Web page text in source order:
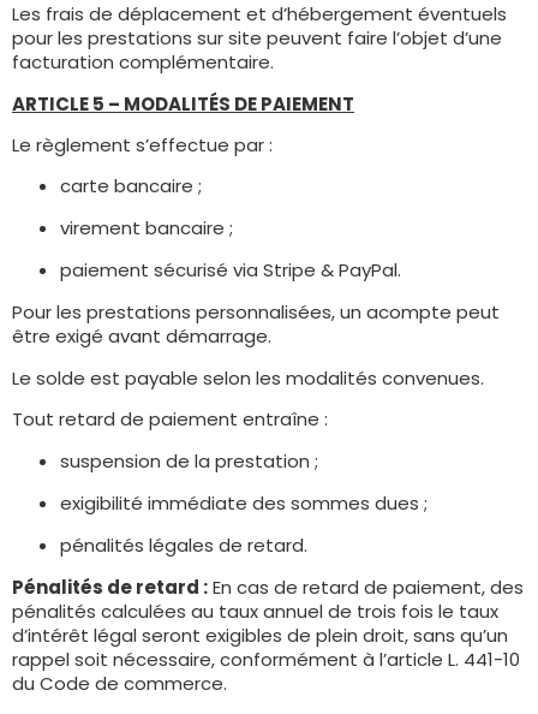
Les frais de déplacement et d’hébergement éventuels
pour les prestations sur site peuvent faire l’objet d’une
facturation complémentaire.
ARTICLE 5 – MODALITÉS DE PAIEMENT
Le règlement s’effectue par :
carte bancaire ;
virement bancaire ;
paiement sécurisé via Stripe & PayPal.
Pour les prestations personnalisées, un acompte peut
être exigé avant démarrage.
Le solde est payable selon les modalités convenues.
Tout retard de paiement entraîne :
suspension de la prestation ;
exigibilité immédiate des sommes dues ;
pénalités légales de retard.
Pénalités de retard :En cas de retard de paiement, des
pénalités calculées au taux annuel de trois fois le taux
d’intérêt légal seront exigibles de plein droit, sans qu’un
rappel soit nécessaire, conformément à l’article L. 441-10
du Code de commerce.